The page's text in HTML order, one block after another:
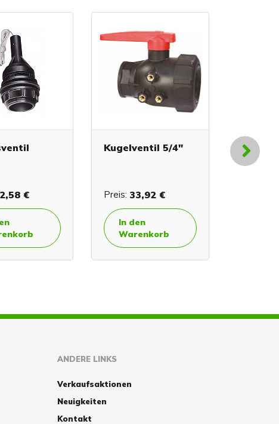
€
Kugelventil 5/4"
Preis: 33,92 €
In den
Warenkorb
3-
ANDERE LINKS
Verkaufsaktionen
Neuigkeiten
Kontakt